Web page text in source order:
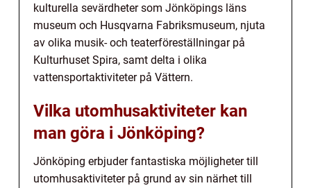
kulturella sevärdheter som Jönköpings läns
museum och Husqvarna Fabriksmuseum, njuta
av olika musik- och teaterföreställningar på
Kulturhuset Spira, samt delta i olika
vattensportaktiviteter på Vättern.
Vilka utomhusaktiviteter kan
man göra i Jönköping?
Jönköping erbjuder fantastiska möjligheter till
utomhusaktiviteter på grund av sin närhet till